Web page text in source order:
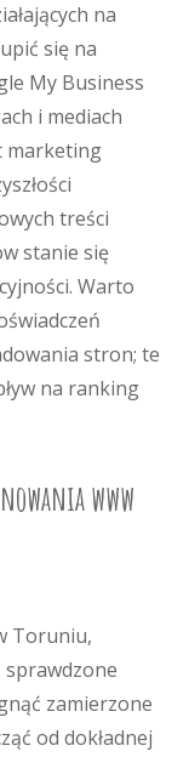
na
się na
My Business
i mediach
marketing
treści
stanie się
Warto
stron; te
na ranking
www
Toruniu,
zamierzone
od dokładnej